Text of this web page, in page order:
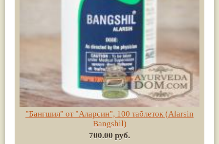
"Бангшил" от "Аларсин", 100 таблеток (Alarsin
Bangshil)
700.00 руб.